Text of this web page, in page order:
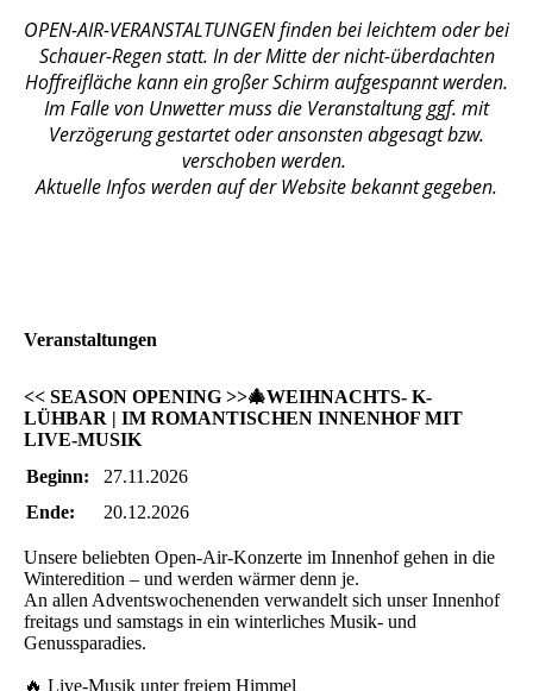
OPEN-AIR-VERANSTALTUNGEN finden bei leichtem oder bei
Schauer-Regen statt. In der Mitte der nicht-überdachten
Hoffreifläche kann ein großer Schirm aufgespannt werden.
Im Falle von Unwetter muss die Veranstaltung ggf. mit
Verzögerung gestartet oder ansonsten abgesagt bzw.
verschoben werden.
Aktuelle Infos werden auf der Website bekannt gegeben.
Veranstaltungen
<< SEASON OPENING >>🎄WEIHNACHTS- K-
LÜHBAR | IM ROMANTISCHEN INNENHOF MIT
LIVE-MUSIK
Beginn:
27.11.2026
Ende:
20.12.2026
Unsere beliebten Open-Air-Konzerte im Innenhof gehen in die
Winteredition – und werden wärmer denn je.
An allen Adventswochenenden verwandelt sich unser Innenhof
freitags und samstags in ein winterliches Musik- und
Genussparadies.
🔥 Live-Musik unter freiem Himmel